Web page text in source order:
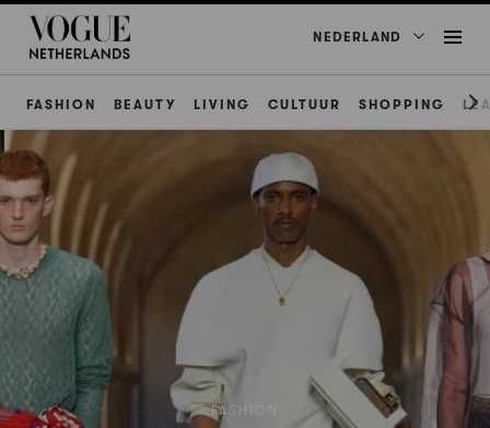
NEDERLAND
FASHION BEAUTY LIVING CULTUUR SHOPPING
FASHION